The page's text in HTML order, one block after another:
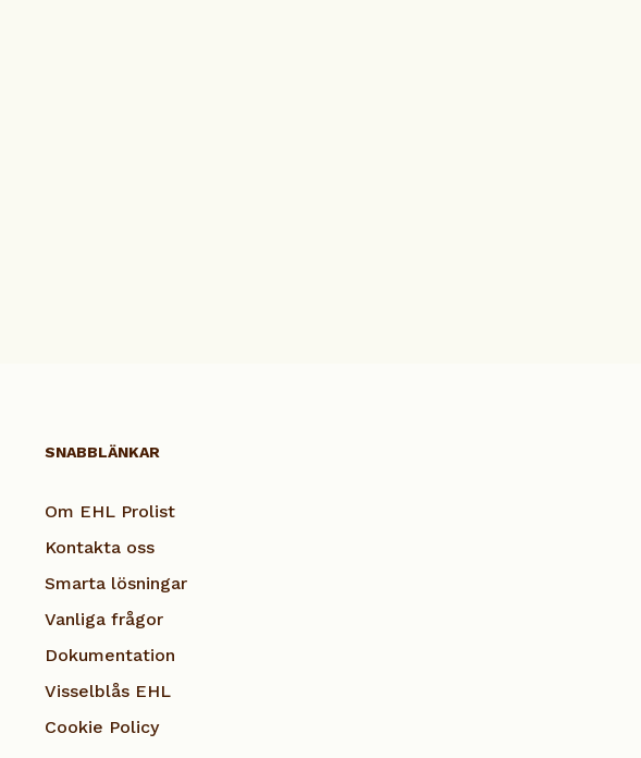
SNABBLÄNKAR
Om EHL Prolist
Kontakta oss
Smarta lösningar
Vanliga frågor
Dokumentation
Visselblås EHL
Cookie Policy